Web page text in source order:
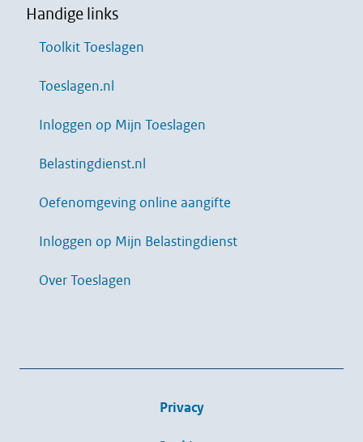
Handige links
Toolkit Toeslagen
Toeslagen.nl
Inloggen op Mijn Toeslagen
Belastingdienst.nl
Oefenomgeving online aangifte
Inloggen op Mijn Belastingdienst
Over Toeslagen
Privacy